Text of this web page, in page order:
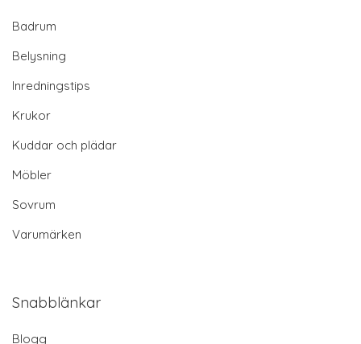
Badrum
Belysning
Inredningstips
Krukor
Kuddar och plädar
Möbler
Sovrum
Varumärken
Snabblänkar
Blogg